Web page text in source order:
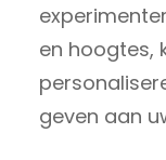
en hoogtes,
geven aan